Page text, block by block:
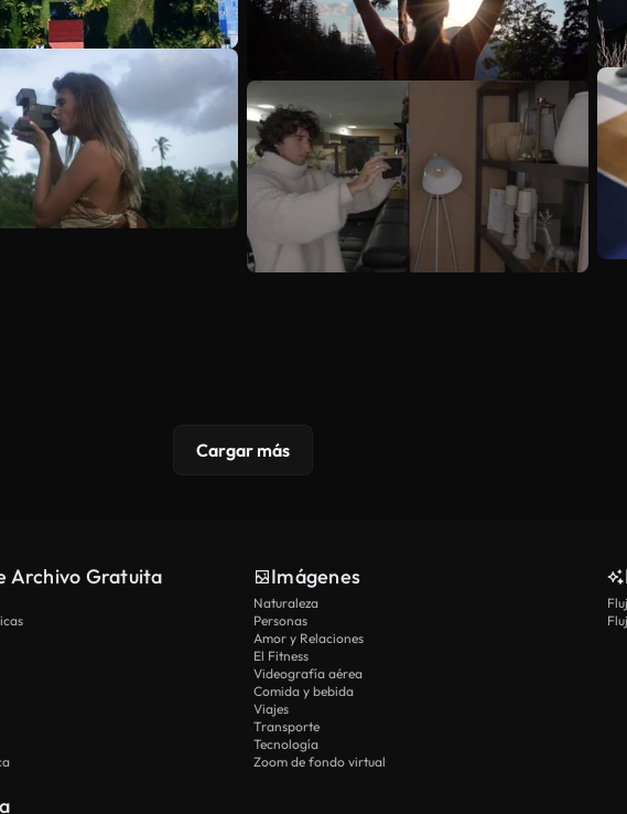
Cargar más
Archivo Gratuita Imágenes
Naturaleza
Personas
Amor y Relaciones
El Fitness
Videografía aérea
Comida y bebida
Viajes
Transporte
Tecnología
Zoom de fondo virtual